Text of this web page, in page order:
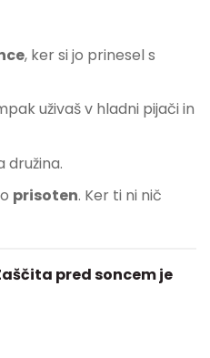
, ker si jo prinesel s
uživaš v hladni pijači in
družina.
prisoten. Ker ti ni nič
pred soncem je